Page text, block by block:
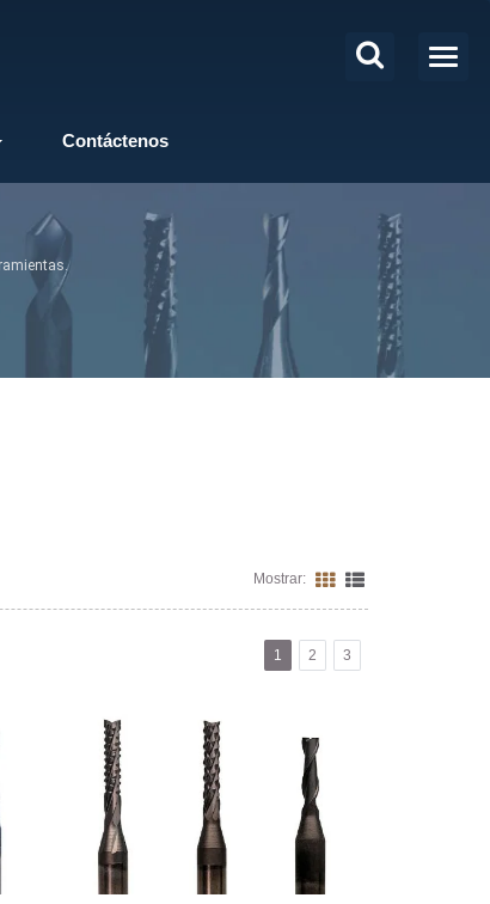
Contáctenos
Mostrar:
1 2 3